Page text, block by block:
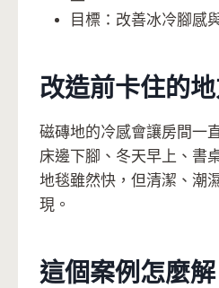
目標：改善冰冷腳感
改造前卡住的
磁磚地的冷感會讓房間一
床邊下腳、冬天早上、書
地毯雖然快，但清潔、潮
現。
這個案例怎麼解